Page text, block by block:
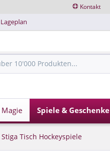
Kontakt
Lageplan
Spiele & Geschenke
Stiga Tisch Hockeyspiele